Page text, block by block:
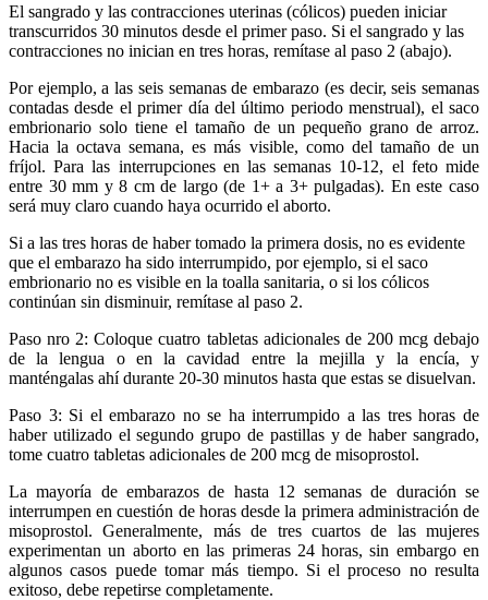
El sangrado y las contracciones uterinas (cólicos) pueden iniciar
transcurridos 30 minutos desde el primer paso. Si el sangrado y las
contracciones no inician en tres horas, remítase al paso 2 (abajo).
Por ejemplo, a las seis semanas de embarazo (es decir, seis semanas
contadas desde el primer día del último periodo menstrual), el saco
embrionario solo tiene el tamaño de un pequeño grano de arroz.
Hacia la octava semana, es más visible, como del tamaño de un
fríjol. Para las interrupciones en las semanas 10-12, el feto mide
entre 30 mm y 8 cm de largo (de 1+ a 3+ pulgadas). En este caso
será muy claro cuando haya ocurrido el aborto.
Si a las tres horas de haber tomado la primera dosis, no es evidente
que el embarazo ha sido interrumpido, por ejemplo, si el saco
embrionario no es visible en la toalla sanitaria, o si los cólicos
continúan sin disminuir, remítase al paso 2.
Paso nro 2: Coloque cuatro tabletas adicionales de 200 mcg debajo
de la lengua o en la cavidad entre la mejilla y la encía, y
manténgalas ahí durante 20-30 minutos hasta que estas se disuelvan.
Paso 3: Si el embarazo no se ha interrumpido a las tres horas de
haber utilizado el segundo grupo de pastillas y de haber sangrado,
tome cuatro tabletas adicionales de 200 mcg de misoprostol.
La mayoría de embarazos de hasta 12 semanas de duración se
interrumpen en cuestión de horas desde la primera administración de
misoprostol. Generalmente, más de tres cuartos de las mujeres
experimentan un aborto en las primeras 24 horas, sin embargo en
algunos casos puede tomar más tiempo. Si el proceso no resulta
exitoso, debe repetirse completamente.